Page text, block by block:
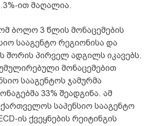
ით მაღალია.
ბოლო 3 წლის მონაცემების
სააგენტო რეგიონისა და
შორის პირველ ადგილს იკავებს.
მონაცემებით
სააგენტოს ჯამურმა
33% შეადგინა. ამ
საპენსიო სააგენტო
ის ქვეყნების რეიტინგის